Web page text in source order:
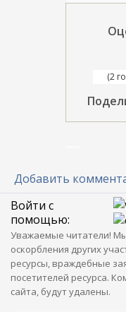
(2
Добавить
Войти с
помощью:
Уважаемые читатели!
оскорбления других
ресурсы, враждебные
посетителей ресурса.
сайта, будут удалены.